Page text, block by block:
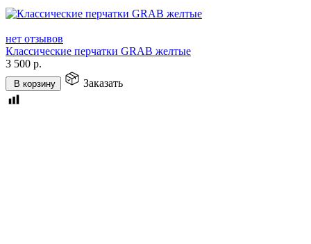
нет отзывов
Классические перчатки GRAB желтые
3 500 р.
В корзину Заказать